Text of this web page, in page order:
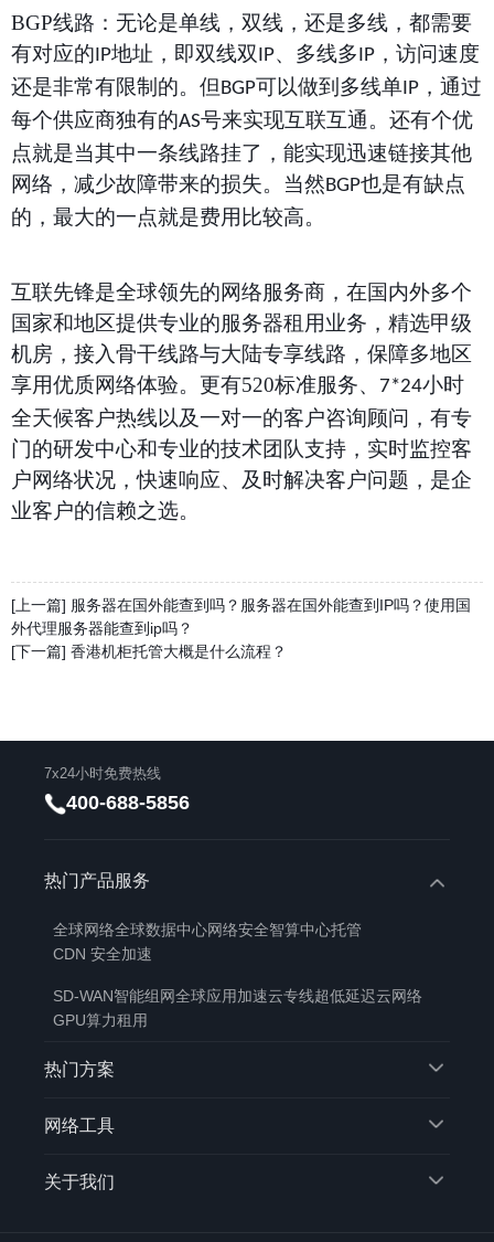
BGP线路：无论是单线，双线，还是多线，都需要
有对应的 IP地址，即双线双 IP、多线多 IP ，访问速度
还是非常有限制的。但 BGP可以做到多线单 IP ，通过
每个供应商独有的AS号来实现互联互通。还有个优
点就是当其中一条线路挂了，能实现迅速链接其他
网络，减少故障带来的损失。当然 BGP也是有缺点
的，最大的一点就是费用比较高。
互联先锋是全球领先的网络服务商，在国内外多个
国家和地区提供专业的服务器租用业务，精选甲级
机房，接入骨干线路与大陆专享线路，保障多地区
享用优质网络体验。更有520标准服务、 7*24小时
全天候客户热线以及一对一的客户咨询顾问，有专
门的研发中心和专业的技术团队支持，实时监控客
户网络状况，快速响应、及时解决客户问题，是企
业客户的信赖之选。
[上一篇] 服务器在国外能查到吗？服务器在国外能查到IP吗？使用国
外代理服务器能查到ip吗？
[下一篇] 香港机柜托管大概是什么流程？
7x24小时免费热线
400-688-5856
热门产品服务
全球网络全球数据中心网络安全智算中心托管
CDN 安全加速
SD-WAN智能组网全球应用加速云专线超低延迟云网络
GPU算力租用
热门方案
网络工具
关于我们